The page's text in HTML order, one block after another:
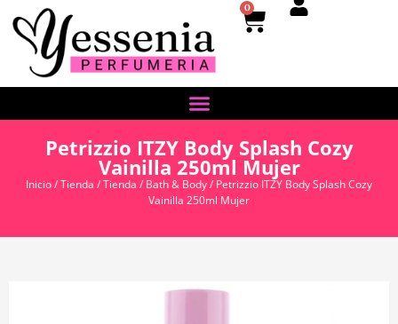
0
Petrizzio ITZY Body Splash Cozy
Vainilla 250ml Mujer
Inicio/Tienda /Tienda / Bath & Body/ Petrizzio ITZY Body Splash Cozy
Vainilla 250ml Mujer